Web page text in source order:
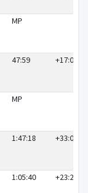
MP
47:59 +17:00
MP
1:47:18 +33:03
1:05:40 +23:29